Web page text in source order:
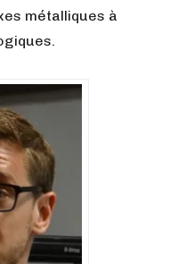
métalliques à